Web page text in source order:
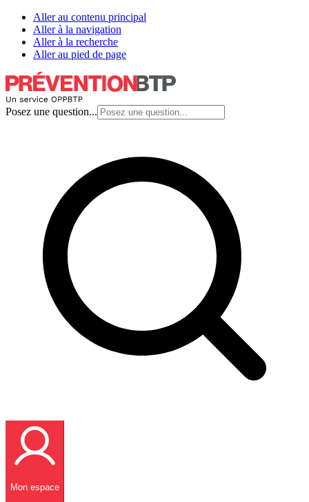
Aller au contenu principal
Aller à la navigation
Aller à la recherche
Aller au pied de page
Posez une question...
Mon espace